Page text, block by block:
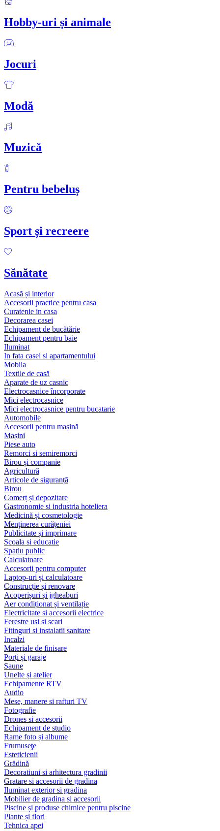
Hobby-uri și animale
Jocuri
Modă
Muzică
Pentru bebeluș
Sport și recreere
Sănătate
Acasă și interior
Accesorii practice pentru casa
Curatenie in casa
Decorarea casei
Echipament de bucătărie
Echipament pentru baie
Iluminat
In fata casei si apartamentului
Mobila
Textile de casă
Aparate de uz casnic
Electrocasnice încorporate
Mici electrocasnice
Mici electrocasnice pentru bucatarie
Automobile
Accesorii pentru mașină
Mașini
Piese auto
Remorci si semiremorci
Birou și companie
Agricultură
Articole de siguranță
Birou
Comerț și depozitare
Gastronomie si industria hoteliera
Medicină și cosmetologie
Menținerea curățeniei
Publicitate și imprimare
Scoala si educatie
Spațiu public
Calculatoare
Accesorii pentru computer
Laptop-uri și calculatoare
Construcție și renovare
Acoperișuri și jgheaburi
Aer condiționat și ventilație
Electricitate si accesorii electrice
Ferestre usi si scari
Fitinguri si instalatii sanitare
Incalzi
Materiale de finisare
Porți și garaje
Saune
Unelte și atelier
Echipamente RTV
Audio
Mese, manere si rafturi TV
Fotografie
Drones si accesorii
Echipament de studio
Rame foto și albume
Frumuseţe
Esteticienii
Grădină
Decoratiuni si arhitectura gradinii
Gratare si accesorii de gradina
Iluminat exterior si gradina
Mobilier de gradina si accesorii
Piscine și produse chimice pentru piscine
Plante și flori
Tehnica apei